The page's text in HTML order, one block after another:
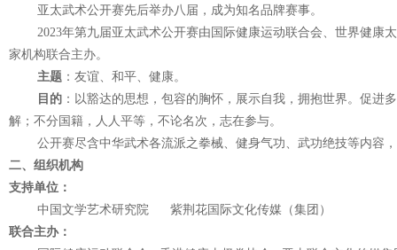
亚太武术公开赛先后举办八届，成为知名品牌赛事。
2023年第九届亚太武术公开赛由国际健康运动联合会、世界健康
家机构联合主办。
主题 ：友谊、和平、健康。
目的 ：以豁达的思想，包容的胸怀，展示自我，拥抱世界。促
解；不分国籍，人人平等，不论名次，志在参与。
公开赛尽含中华武术各流派之拳械、健身气功、武功绝技等内容
二、组织机构
支持单位：
中国文学艺术研究院 紫荆花国际文化传媒（集团）
联合主办：